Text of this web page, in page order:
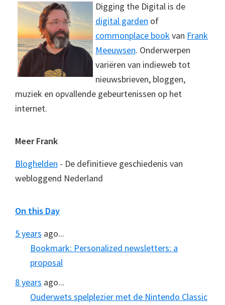
Digging the Digital is de
digital garden of
commonplace bookvan Frank
Meeuwsen. Onderwerpen
variëren van indieweb tot
nieuwsbrieven, bloggen,
muziek en opvallende gebeurtenissen op het
internet.
Meer Frank
Bloghelden - De definitieve geschiedenis van
webloggend Nederland
On this Day
5 years ago...
Bookmark: Personalized newsletters: a
proposal
8 years ago...
Ouderwets spelplezier met de Nintendo Classic